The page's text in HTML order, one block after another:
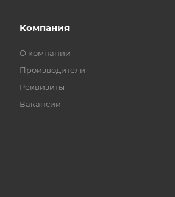
Компания
О компании
Производители
Реквизиты
Вакансии